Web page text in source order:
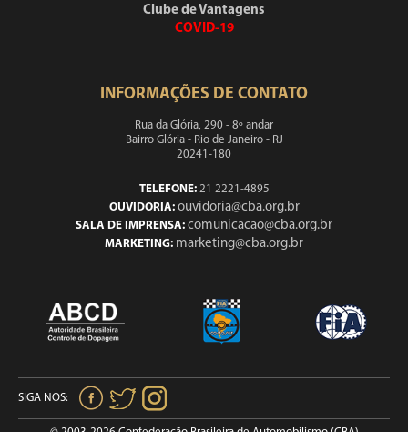
Clube de Vantagens
COVID-19
INFORMAÇÕES DE CONTATO
Rua da Glória, 290 - 8º andar
Bairro Glória - Rio de Janeiro - RJ
20241-180
TELEFONE:21 2221-4895
OUVIDORIA: ouvidoria@cba.org.br
SALA DE IMPRENSA: comunicacao@cba.org.br
MARKETING: marketing@cba.org.br
SIGA NOS: